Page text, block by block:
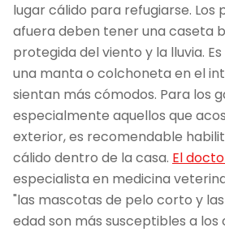
lugar cálido para refugiarse. Los
afuera deben tener una caseta
protegida del viento y la lluvia.
una manta o colchoneta en el
sientan más cómodos. Para los
especialmente aquellos que
exterior, es recomendable
cálido dentro de la casa. El
especialista en medicina
"las mascotas de pelo corto y
edad son más susceptibles a